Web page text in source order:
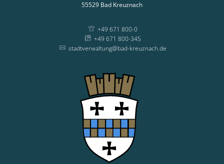
55529 Bad Kreuznach
+49 671 800-0
+49 671 800-345
stadtverwaltung@bad-kreuznach.de